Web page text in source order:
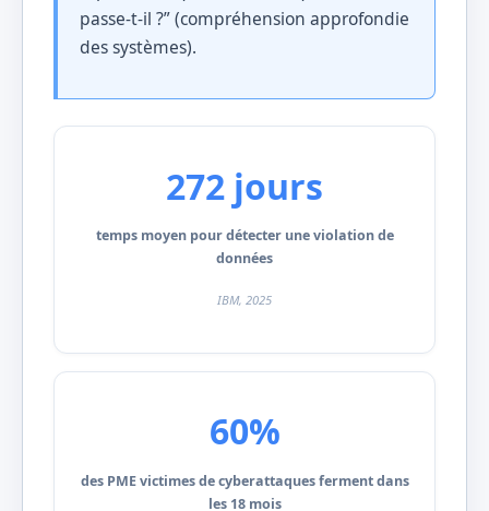
passe-t-il ?” (compréhension approfondie
des systèmes).
272 jours
temps moyen pour détecter une violation de
données
IBM, 2025
60%
des PME victimes de cyberattaques ferment dans
les 18 mois